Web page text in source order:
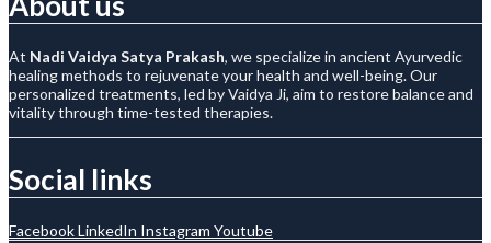
At Nadi Vaidya Satya Prakash, we specialize in ancient Ayurvedic
healing methods to rejuvenate your health and well-being. Our
personalized treatments, led by Vaidya Ji, aim to restore balance and
vitality through time-tested therapies.
Social links
FacebookLinkedIn Instagram Youtube